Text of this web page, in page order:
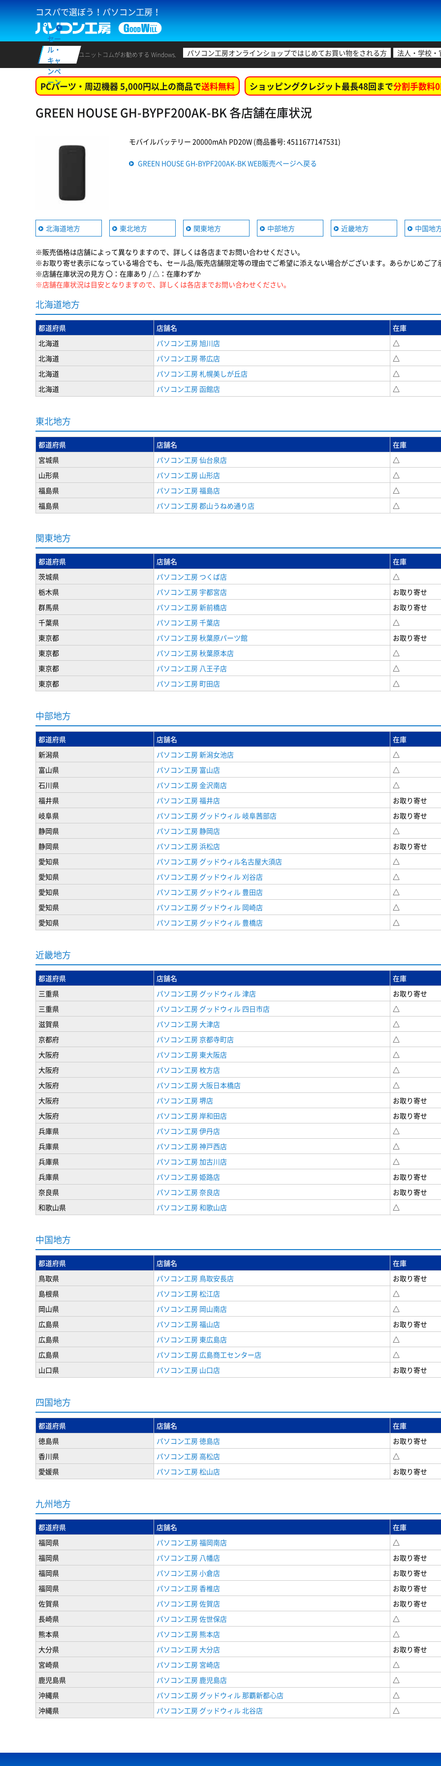
コスパで選ぼう！パソコン工房！
セー
ル・
キャ
ンペ
ーン
ユニットコムがお勧めする Windows. パソコン工房オンラインショップではじめてお買い物をされる方 法人・学校
PCパーツ・周辺機器 5,000円以上の商品で送料無料 ショッピングクレジット最長48回まで分割手数料
GREEN HOUSE GH-BYPF200AK-BK 各店舗在庫状況
モバイルバッテリー 20000mAh PD20W (商品番号: 4511677147531)
GREEN HOUSE GH-BYPF200AK-BK WEB販売ページへ戻る
北海道地方 東北地方 関東地方 中部地方 近畿地方 中国地
※販売価格は店舗によって異なりますので、詳しくは各店までお問い合わせください。
※お取り寄せ表示になっている場合でも、セール品/販売店舗限定等の理由でご希望に添えない場合がございます。あらかじめご了
※店舗在庫状況の見方 〇：在庫あり / △：在庫わずか
※店舗在庫状況は目安となりますので、詳しくは各店までお問い合わせください。
北海道地方
都道府県 店舗名
在庫
北海道
パソコン工房 旭川店
△
北海道
パソコン工房 帯広店
△
北海道
パソコン⼯房 札幌美しが丘店
△
北海道
パソコン工房 函館店 △
東北地方
都道府県 店舗名
在庫
宮城県
パソコン工房 仙台泉店
△
山形県
パソコン工房 山形店
△
福島県
パソコン工房 福島店
△
福島県
パソコン工房 郡山うねめ通り店 △
関東地方
都道府県 店舗名
在庫
茨城県
パソコン工房 つくば店
△
栃木県
パソコン工房 宇都宮店
お取り寄せ
群馬県
パソコン工房 新前橋店
お取り寄せ
千葉県
パソコン工房 千葉店
△
東京都
パソコン工房 秋葉原パーツ館
お取り寄せ
東京都
パソコン工房 秋葉原本店
△
東京都
パソコン工房 八王子店
△
東京都
パソコン工房 町田店 △
中部地方
都道府県 店舗名
在庫
新潟県
パソコン工房 新潟女池店
△
富山県
パソコン工房 富山店
△
石川県
パソコン工房 金沢南店
△
福井県
パソコン工房 福井店
お取り寄せ
岐阜県
パソコン工房 グッドウィル 岐阜茜部店
お取り寄せ
静岡県
パソコン工房 静岡店
△
静岡県
パソコン工房 浜松店
お取り寄せ
愛知県
パソコン工房 グッドウィル名古屋大須店
△
愛知県
パソコン工房 グッドウィル 刈谷店
△
愛知県
パソコン工房 グッドウィル 豊田店
△
愛知県
パソコン工房 グッドウィル 岡崎店
△
愛知県
パソコン工房 グッドウィル 豊橋店 △
近畿地方
都道府県 店舗名
在庫
三重県
パソコン工房 グッドウィル 津店
お取り寄せ
三重県
パソコン工房 グッドウィル 四日市店
△
滋賀県
パソコン工房 大津店
△
京都府
パソコン工房 京都寺町店
△
大阪府
パソコン工房 東大阪店
△
大阪府
パソコン工房 枚方店
△
大阪府
パソコン工房 大阪日本橋店
△
大阪府
パソコン工房 堺店
お取り寄せ
大阪府
パソコン工房 岸和田店
お取り寄せ
兵庫県
パソコン工房 伊丹店
△
兵庫県
パソコン工房 神戸西店
△
兵庫県
パソコン工房 加古川店
△
兵庫県
パソコン工房 姫路店
お取り寄せ
奈良県
パソコン工房 奈良店
お取り寄せ
和歌山県
パソコン工房 和歌山店 △
中国地方
都道府県 店舗名
在庫
鳥取県
パソコン工房 鳥取安長店
お取り寄せ
島根県
パソコン工房 松江店
△
岡山県
パソコン工房 岡山南店
△
広島県
パソコン工房 福山店
お取り寄せ
広島県
パソコン工房 東広島店
△
広島県
パソコン工房 広島商工センター店
△
山口県
パソコン工房 山口店 お取り寄せ
四国地方
都道府県 店舗名
在庫
徳島県
パソコン工房 徳島店
お取り寄せ
香川県
パソコン工房 高松店
△
愛媛県
パソコン工房 松山店 お取り寄せ
九州地方
都道府県 店舗名
在庫
福岡県
パソコン工房 福岡南店
△
福岡県
パソコン工房 八幡店
お取り寄せ
福岡県
パソコン工房 小倉店
お取り寄せ
福岡県
パソコン工房 香椎店
お取り寄せ
佐賀県
パソコン工房 佐賀店
お取り寄せ
長崎県
パソコン工房 佐世保店
△
熊本県
パソコン工房 熊本店
△
大分県
パソコン工房 大分店
お取り寄せ
宮崎県
パソコン工房 宮崎店
△
鹿児島県
パソコン工房 鹿児島店
△
沖縄県
パソコン工房 グッドウィル 那覇新都心店
△
沖縄県
パソコン工房 グッドウィル 北谷店 △